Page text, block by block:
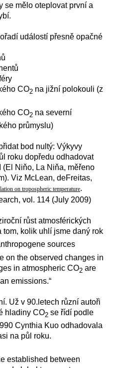
se mělo oteplovat první a
událostí přesně opačné
CO2 na jižní polokouli (z
CO2 na severní
průmyslu)
bod nultý: Výkyvy
roku dopředu odhadovat
Niňo, La Niňa, měřeno
Viz McLean, deFreitas,
on tropospheric temperature.
vol. 114 (July 2009)
růst atmosférických
tom, kolik uhlí jsme daný rok
sources
on the observed changes in
in atmospheric CO2 are
emissions.“
Už v 90.letech různí autoři
hladiny CO2 se řídí podle
Cynthia Kuo odhadovala
na půl roku.
established between